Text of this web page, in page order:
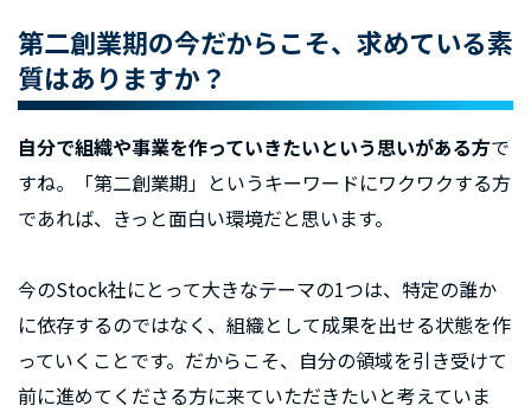
第二創業期の今だからこそ、求めている素
質はありますか？
自分で組織や事業を作っていきたいという思いがある方で
すね。「第二創業期」というキーワードにワクワクする方
であれば、きっと面白い環境だと思います。
今のStock社にとって大きなテーマの1つは、特定の誰か
に依存するのではなく、組織として成果を出せる状態を作
っていくことです。だからこそ、自分の領域を引き受けて
前に進めてくださる方に来ていただきたいと考えていま